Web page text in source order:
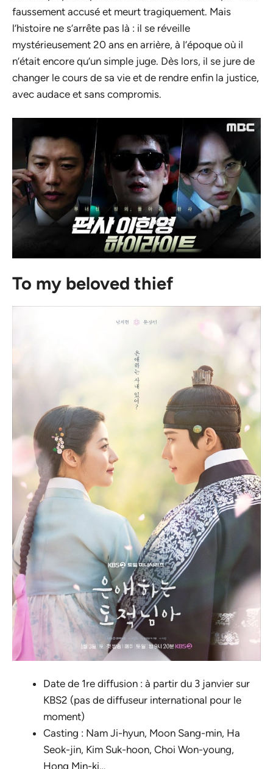
faussement accusé et meurt tragiquement. Mais
l’histoire ne s’arrête pas là : il se réveille
mystérieusement 20 ans en arrière, à l’époque où il
n’était encore qu’un simple juge. Dès lors, il se jure de
changer le cours de sa vie et de rendre enfin la justice,
avec audace et sans compromis.
To my beloved thief
Date de 1re diffusion : à partir du 3 janvier sur
KBS2 (pas de diffuseur international pour le
moment)
Casting : Nam Ji-hyun, Moon Sang-min, Ha
Seok-jin, Kim Suk-hoon, Choi Won-young,
Hong Min-ki…